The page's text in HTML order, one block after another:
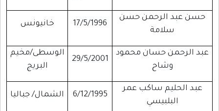
حسن عبد الرحمن حسن
سلامة
17/5/1996 خانيونس
عبد الرحمن حسان محمود
وشاح
29/5/2001
الوسطى/مخيم
البريج
عبد الحليم ساكب عمر
البلبيسي
6/12/1995 الشمال/ جباليا